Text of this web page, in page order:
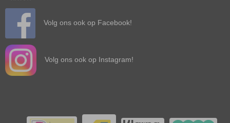
Volg ons ook op Facebook!
Volg ons ook op Instagram!